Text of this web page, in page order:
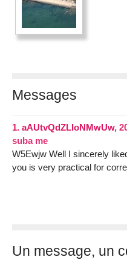
Messages
1. aAUtvQdZLIoNMwUw,
suba me
W5Ewjw Well I sincerely
you is very practical for
Un message, un